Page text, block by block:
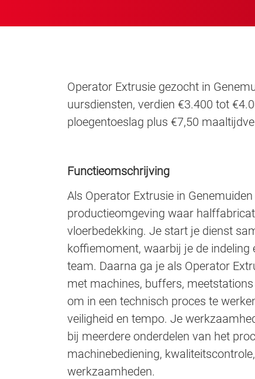
Operator Extrusie gezocht in
uursdiensten, verdien €3.400 tot
ploegentoeslag plus €7,50
Functieomschrijving
Als Operator Extrusie in
productieomgeving waar
vloerbedekking. Je start je dienst
koffiemoment, waarbij je de indeling
team. Daarna ga je als Operator
met machines, buffers,
om in een technisch proces te
veiligheid en tempo. Je
bij meerdere onderdelen van het
machinebediening,
werkzaamheden.